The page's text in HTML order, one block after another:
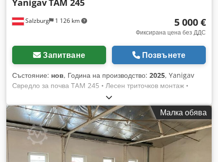
Salzburg 1 126 km
YanigavTAM 245
5 000 €
Фиксирана цена без ДДС
Запитване Позвънете
Състояние: нов, Година на производство: 2025, Yanigav
Свредло за почва TAM 245 • Лесен триточков монтаж •
Много здрава, заварена рама • Универсална,
високоефективна скоростна кутия от 30 до 90 к.с. •
Използваеми диаметри на свредлото: 10 см до 80 см;
максимална дължина до 1,80 м • Изместване от 1,30 м на
всяка страна на оста • Рама с дължина 245 см • Корекция
на наклона на свредлото (напред/назад и надясно/наляво)
Dodpfx Aler Eznisbock • Без включен свредло
Малка обява